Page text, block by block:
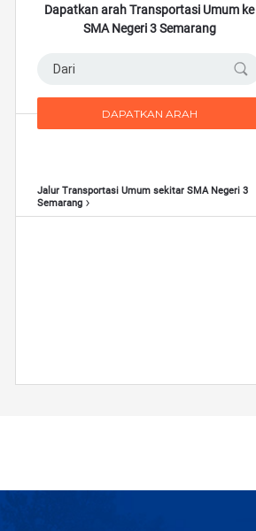
Dapatkan arah Transportasi Umum ke
SMA Negeri 3 Semarang
Jalur Transportasi Umum sekitar SMA Negeri 3
Semarang